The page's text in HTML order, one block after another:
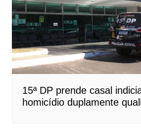
15ª DP prende casal
homicídio duplamente